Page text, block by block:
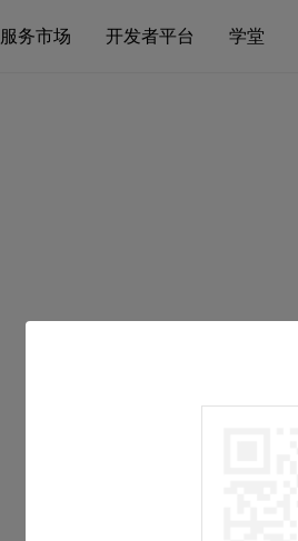
服务市场 开发者平台 学堂